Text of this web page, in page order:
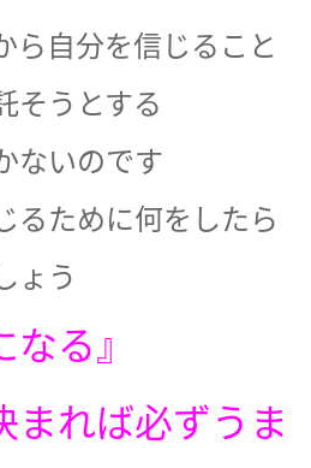
ら自分を信じること
そうとする
ないのです
るために何をしたら
ょう
る』
まれば必ずうま